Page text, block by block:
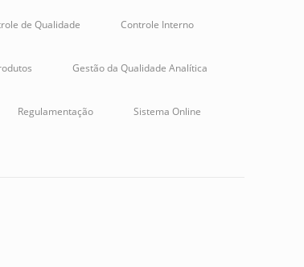
de Qualidade Controle Interno
Gestão da Qualidade Analítica
Regulamentação Sistema Online